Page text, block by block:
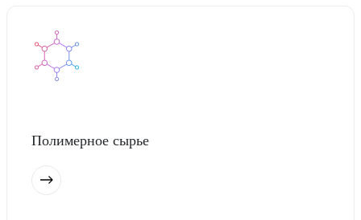
Полимерное сырье